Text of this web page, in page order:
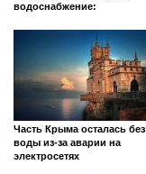
водоснабжение:
Часть Крыма осталась без
воды из-за аварии на
электросетях